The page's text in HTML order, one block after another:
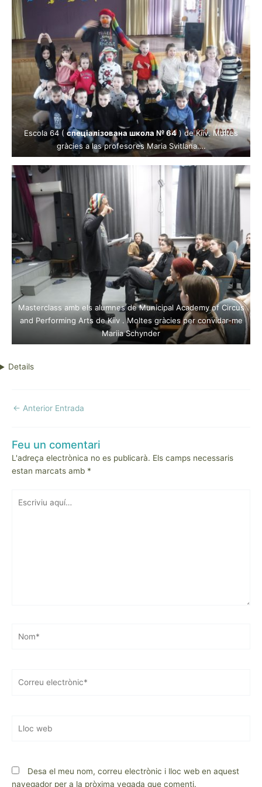
Escola 64 ( спеціалізована школа № 64) de Kíiv. Moltes
gràcies a las profesores Maria Svitlana….
Masterclass amb els alumnes de Municipal Academy of Circus
and Performing Arts de Kíiv . Moltes gràcies per convidar-me
Mariia Schynder
Details
Navegació
← Anterior Entrada
Feu un comentari
L'adreça electrònica no es publicarà. Els camps necessaris
estan marcats amb *
aquí…
electrònic*
web
Desa el meu nom, correu electrònic i lloc web en aquest
navegador per a la pròxima vegada que comenti.